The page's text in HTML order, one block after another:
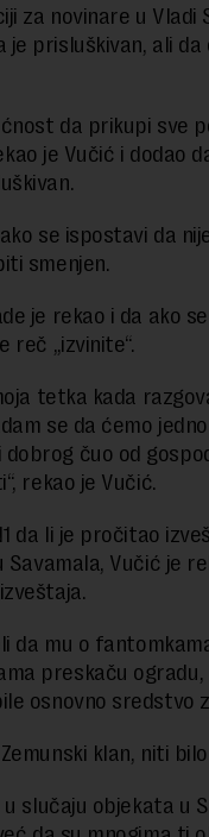
za novinare u Vladi
je prisluškivan, ali
da prikupi sve
je Vučić i dodao
se ispostavi da
smenjen.
je rekao i da ako
reč „izvinite“.
tetka kada
se da ćemo
čuo od
rekao je Vučić.
da li je pročitao
Vučić je
da mu o
preskaču
osnovno sredstvo
klan, niti
slučaju objekata u